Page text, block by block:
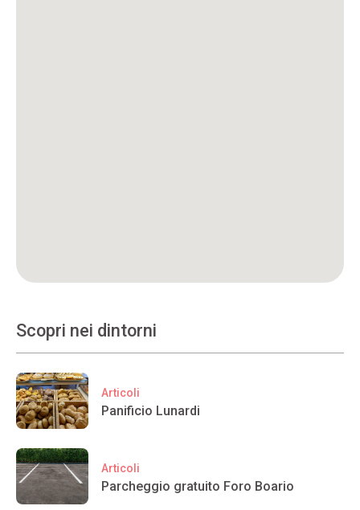
Scopri nei dintorni
Articoli
Panificio Lunardi
Articoli
Parcheggio gratuito Foro Boario